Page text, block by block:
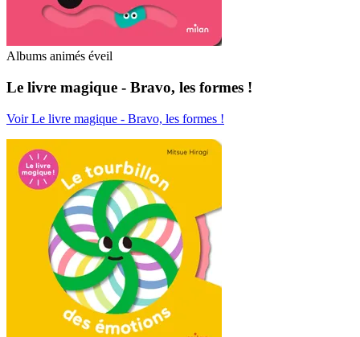
Albums animés éveil
Le livre magique - Bravo, les formes !
Voir Le livre magique - Bravo, les formes !